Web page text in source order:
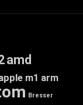
amd
m1 arm
Bresser